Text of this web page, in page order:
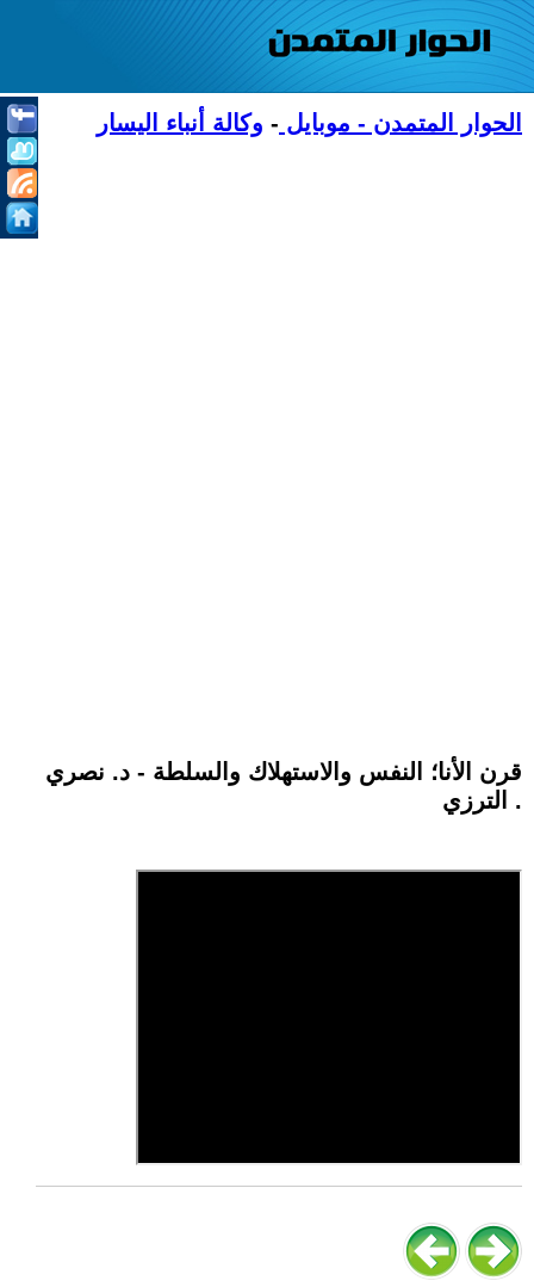
الحوار المتمدن - موبايل - وكالة أنباء اليسار
قرن الأنا؛ النفس والاستهلاك والسلطة - د. نصري
الترزي .